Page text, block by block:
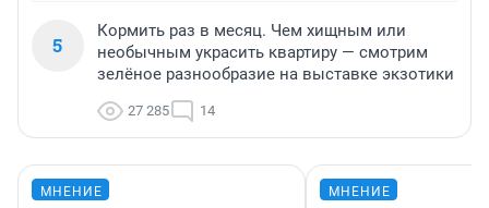
5
Кормить раз в месяц. Чем хищным или
необычным украсить квартиру — смотрим
зелёное разнообразие на выставке экзотики
27 285 14
МНЕНИЕ МНЕНИЕ